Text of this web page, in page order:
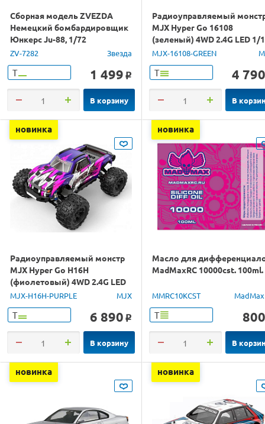
Сборная модель ZVEZDA
Немецкий бомбардировщик
Юнкерс Ju-88, 1/72
ZV-7282 Звезда
Т 1 499 o
В корзину
Радиоуправляемый
MJX Hyper Go 16108
(зеленый) 4WD 2.4G LED 1/
RTR
MJX-16108-GREEN
Т 4 790
В
новинка
Радиоуправляемый монстр
MJX Hyper Go H16H
(фиолетовый) 4WD 2.4G LED
GPS 1/16 RTR
MJX-H16H-PURPLE MJX
Т 6 890 o
В корзину
новинка
Масло для
MadMaxRC 10000cst. 100ml.
MMRC10KCST
Т 800
В
новинка новинка